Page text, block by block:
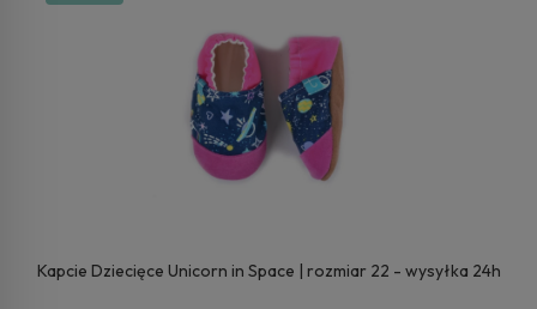
Kapcie Dziecięce Unicorn in Space | rozmiar 22 - wysyłka 24h